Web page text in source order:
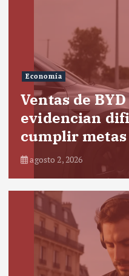
Economía
Ventas de
evidencian
cumplir
agosto 2, 2026